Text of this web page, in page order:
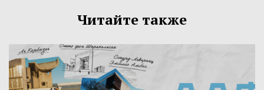
Читайте также